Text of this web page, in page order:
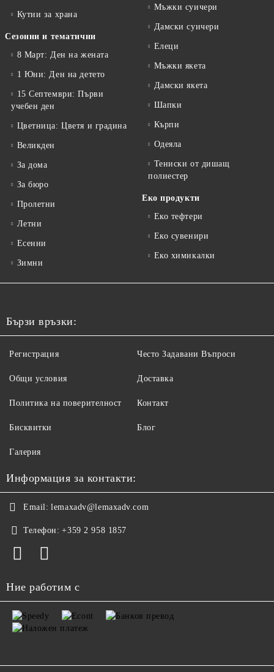
Кутии за храна
Сезонни и тематични
8 Март: Ден на жената
1 Юни: Ден на детето
15 Септември: Първи
учебен ден
Цветница: Цветя и градина
Великден
За дома
За бюро
Пролетни
Летни
Есенни
Зимни
Мъжки суичери
Дамски суичери
Елеци
Мъжки якета
Дамски якета
Шапки
Кърпи
Одеяла
Тениски от дишащ
полиестер
Еко продукти
Еко тефтери
Еко сувенири
Еко химикалки
Бързи връзки:
Регистрация
Общи условия
Политика на поверителност
Бисквитки
Често Задавани Въпроси
Доставка
Контакт
Блог
Галерия
Информация за контакти:
Email: lemaxadv@lemaxadv.com
Телефон: +359 2 958 1857
Ние работим с